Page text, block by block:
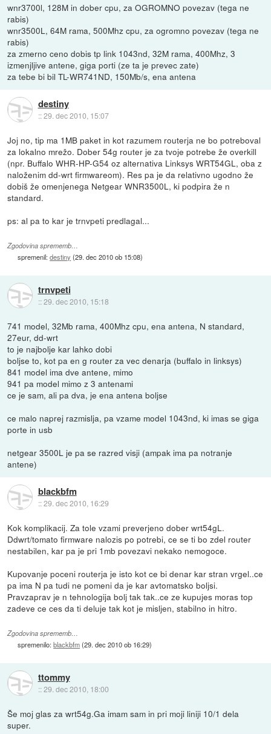
wnr3700l, 128M in dober cpu, za OGROMNO povezav (tega ne
rabis)
wnr3500L, 64M rama, 500Mhz cpu, za ogromno povezav (tega ne
rabis)
za zmerno ceno dobis tp link 1043nd, 32M rama, 400Mhz, 3
izmenjljive antene, giga porti (ze ta je prevec zate)
za tebe bi bil TL-WR741ND, 150Mb/s, ena antena
destiny
::29. dec 2010, 15:07
Joj no, tip ma 1MB paket in kot razumem routerja ne bo potreboval
za lokalno mrežo. Dober 54g router je za tvoje potrebe že overkill
(npr. Buffalo WHR-HP-G54 oz alternativa Linksys WRT54GL, oba z
naloženim dd-wrt firmwareom). Res pa je da relativno ugodno že
dobiš že omenjenega Netgear WNR3500L, ki podpira že n
standard.
ps: al pa to kar je trnvpeti predlagal...
Zgodovina sprememb…
spremenil:destiny (29. dec 2010 ob 15:08)
trnvpeti
::29. dec 2010, 15:18
741 model, 32Mb rama, 400Mhz cpu, ena antena, N standard,
27eur, dd-wrt
to je najbolje kar lahko dobi
boljse to, kot pa en g router za vec denarja (buffalo in linksys)
841 model ima dve antene, mimo
941 pa model mimo z 3 antenami
ce je sam, ali pa dva, je ena antena boljse
ce malo naprej razmislja, pa vzame model 1043nd, ki imas se giga
porte in usb
netgear 3500L je pa se razred visji (ampak ima pa notranje
antene)
blackbfm
::29. dec 2010, 16:29
Kok komplikacij. Za tole vzami preverjeno dober wrt54gL.
Ddwrt/tomato firmware nalozis po potrebi, ce se ti bo zdel router
nestabilen, kar pa je pri 1mb povezavi nekako nemogoce.
Kupovanje poceni routerja je isto kot ce bi denar kar stran vrgel..ce
pa ima N pa tudi ne pomeni da je kar avtomatsko boljsi.
Pravzaprav je n tehnologija bolj tak tak..ce ze kupujes moras top
zadeve ce ces da ti deluje tak kot je misljen, stabilno in hitro.
Zgodovina sprememb…
spremenilo:blackbfm(29. dec 2010 ob 16:29)
ttommy
::29. dec 2010, 18:00
Še moj glas za wrt54g.Ga imam sam in pri moji liniji 10/1 dela
super.